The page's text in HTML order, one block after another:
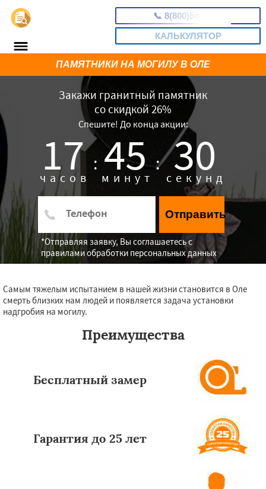
📞 8(800)5403465
КАЛЬКУЛЯТОР
Закажи гранитный памятник
со скидкой 26%
Спешите! До конца акции:
17 :
часов 45 :
минут 29
секунд
Отправить
*Отправляя заявку, Вы соглашаетесь с
правилами обработки персональных данных
ПАМЯТНИКИ НА МОГИЛУ В ОЛЕ
Самым тяжелым испытанием в нашей жизни становится в Оле
смерть близких нам людей и появляется задача установки
надгробия на могилу.
Преимущества
Бесплатный замер
Гарантия до 25 лет